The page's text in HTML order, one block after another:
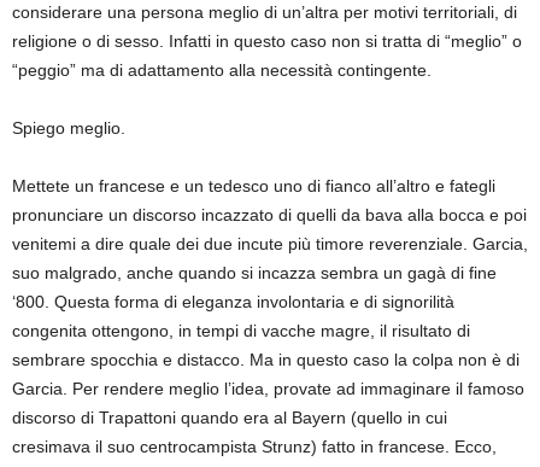
considerare una persona meglio di un’altra per motivi territoriali, di
religione o di sesso. Infatti in questo caso non si tratta di “meglio” o
“peggio” ma di adattamento alla necessità contingente.
Spiego meglio.
Mettete un francese e un tedesco uno di fianco all’altro e fategli
pronunciare un discorso incazzato di quelli da bava alla bocca e poi
venitemi a dire quale dei due incute più timore reverenziale. Garcia,
suo malgrado, anche quando si incazza sembra un gagà di fine
‘800. Questa forma di eleganza involontaria e di signorilità
congenita ottengono, in tempi di vacche magre, il risultato di
sembrare spocchia e distacco. Ma in questo caso la colpa non è di
Garcia. Per rendere meglio l’idea, provate ad immaginare il famoso
discorso di Trapattoni quando era al Bayern (quello in cui
cresimava il suo centrocampista Strunz) fatto in francese. Ecco,